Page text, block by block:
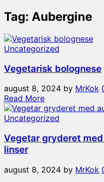
Tag: Aubergine
Uncategorized
Vegetarisk bolognese
august 8, 2024 by MrKok
Read More
Uncategorized
Vegetar gryderet
linser
august 8, 2024 by MrKok